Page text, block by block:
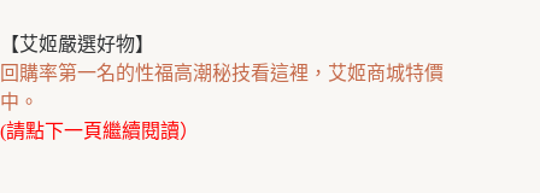
【艾姬嚴選好物】
回購率第一名的性福高潮秘技看這裡，艾姬商城特價
中。
(請點下一頁繼續閱讀）